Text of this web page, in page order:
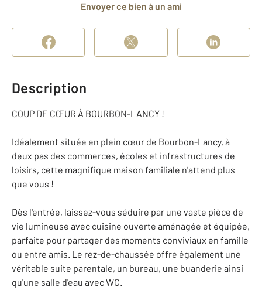
Envoyer ce bien à un ami
Description
COUP DE CŒUR À BOURBON-LANCY !
Idéalement située en plein cœur de Bourbon-Lancy, à
deux pas des commerces, écoles et infrastructures de
loisirs, cette magnifique maison familiale n'attend plus
que vous !
Dès l'entrée, laissez-vous séduire par une vaste pièce de
vie lumineuse avec cuisine ouverte aménagée et équipée,
parfaite pour partager des moments conviviaux en famille
ou entre amis. Le rez-de-chaussée offre également une
véritable suite parentale, un bureau, une buanderie ainsi
qu'une salle d'eau avec WC.